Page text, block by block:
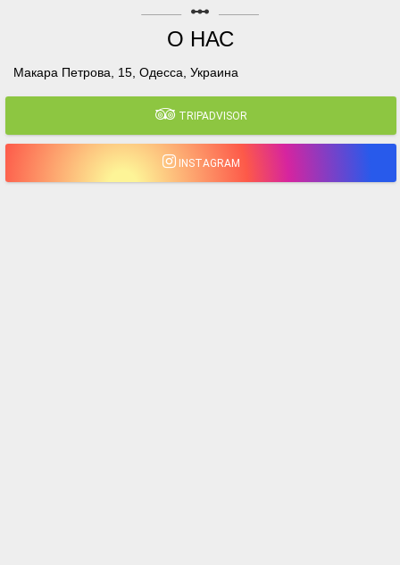
linear_scale
О НАС
Макара Петрова, 15, Одесса, Украина
TRIPADVISOR
INSTAGRAM